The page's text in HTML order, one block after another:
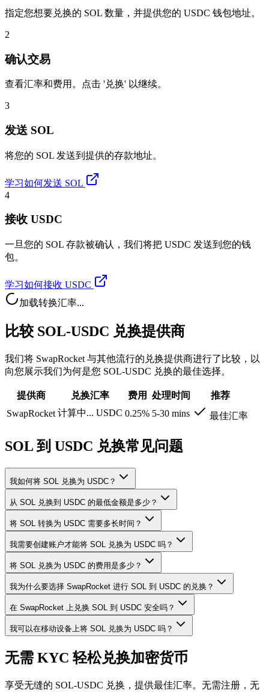
指定您想要兑换的 SOL 数量，并提供您的 USDC 钱包地址。
2
确认交易
查看汇率和费用。点击 '兑换' 以继续。
3
发送 SOL
将您的 SOL 发送到提供的存款地址。
学习如何发送 SOL
4
接收 USDC
一旦您的 SOL 存款被确认，我们将把 USDC 发送到您的钱
包。
学习如何接收 USDC
加载转换汇率...
比较 SOL-USDC 兑换提供商
我们将 SwapRocket 与其他流行的兑换提供商进行了比较，以
向您展示我们为何是您 SOL-USDC 兑换的最佳选择。
提供商 兑换汇率 费用 处理时间
推荐
SwapRocket 计算中... USDC 0.25% 5-30 mins 最佳汇率
SOL 到 USDC 兑换常见问题
我如何将 SOL 兑换为 USDC？
从 SOL 兑换到 USDC 的最低金额是多少？
将 SOL 转换为 USDC 需要多长时间？
我需要创建账户才能将 SOL 兑换为 USDC 吗？
将 SOL 兑换为 USDC 的费用是多少？
我为什么要选择 SwapRocket 进行 SOL 到 USDC 的兑换？
在 SwapRocket 上兑换 SOL 到 USDC 安全吗？
我可以在移动设备上将 SOL 兑换为 USDC 吗？
无需 KYC 轻松兑换加密货币
享受无缝的 SOL-USDC 兑换，提供最佳汇率。无需注册，无